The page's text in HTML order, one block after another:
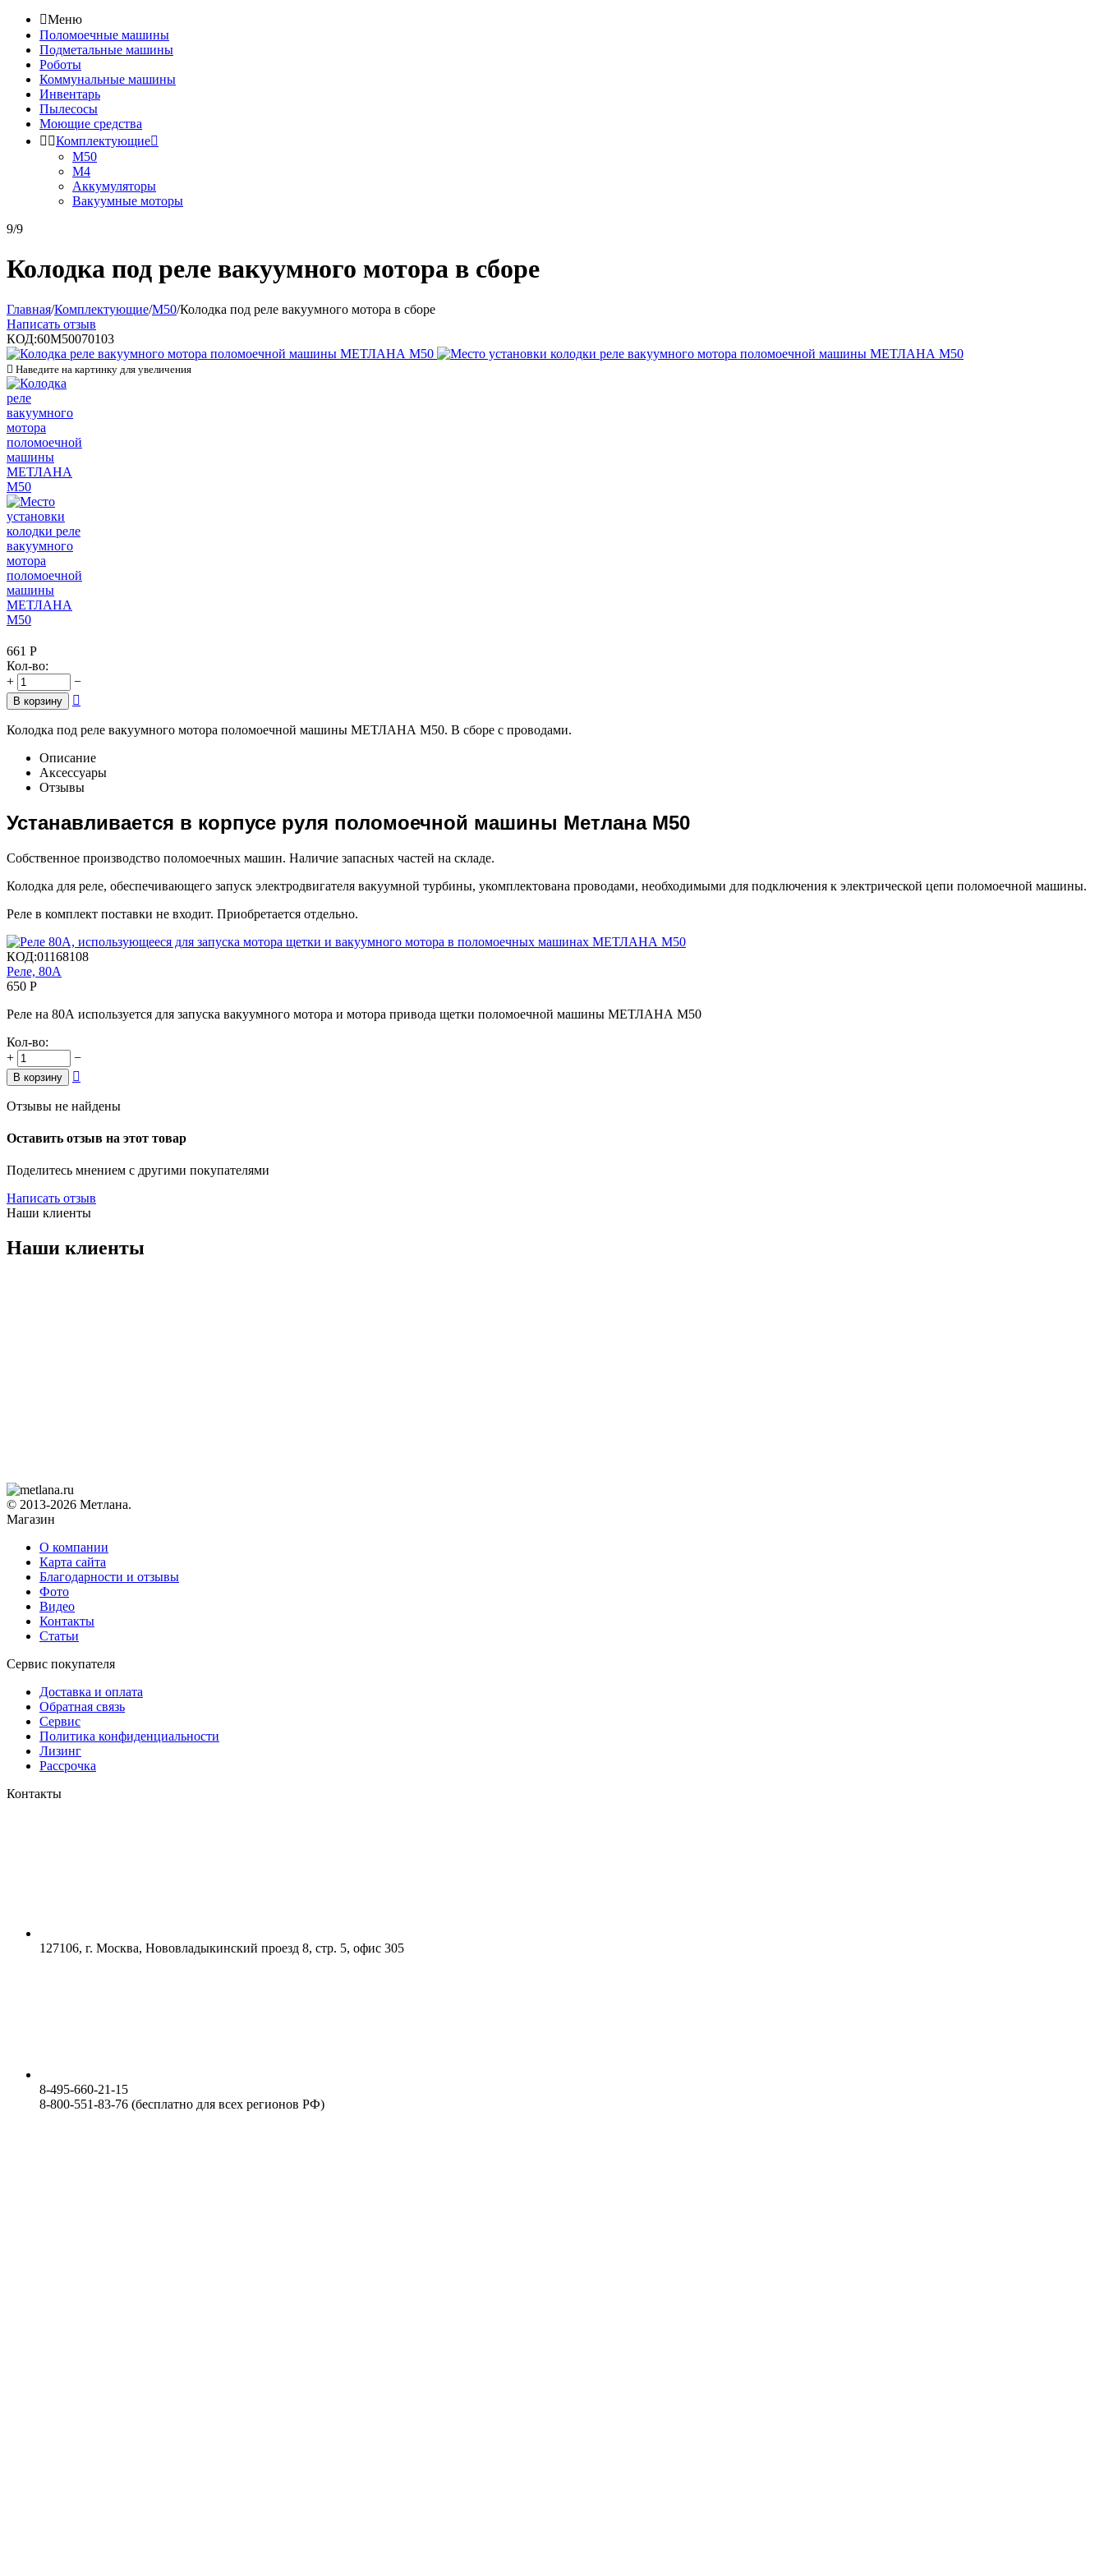
Меню
Поломоечные машины
Подметальные машины
Роботы
Коммунальные машины
Инвентарь
Пылесосы
Моющие средства
 Комплектующие
М50
М4
Аккумуляторы
Вакуумные моторы
9/9
Колодка под реле вакуумного мотора в сборе
Главная/Комплектующие/М50/Колодка под реле вакуумного мотора в сборе
Написать отзыв
КОД:60М50070103
 Наведите на картинку для увеличения
661 Р
Кол-во:
+
−
В корзину 
Колодка под реле вакуумного мотора поломоечной машины МЕТЛАНА М50. В сборе с проводами.
Описание
Аксессуары
Отзывы
Устанавливается в корпусе руля поломоечной машины Метлана М50
Собственное производство поломоечных машин. Наличие запасных частей на складе.
Колодка для реле, обеспечивающего запуск электродвигателя вакуумной турбины, укомплектована проводами, необходимыми для подключения к электрической цепи поломоечной машины.
Реле в комплект поставки не входит. Приобретается отдельно.
КОД:01168108
Реле, 80А
650 Р
Реле на 80А используется для запуска вакуумного мотора и мотора привода щетки поломоечной машины МЕТЛАНА М50
Кол-во:
+
−
В корзину 
Отзывы не найдены
Оставить отзыв на этот товар
Поделитесь мнением с другими покупателями
Написать отзыв
Наши клиенты
Наши клиенты
© 2013-2026 Метлана.
Магазин
О компании
Карта сайта
Благодарности и отзывы
Фото
Видео
Контакты
Статьи
Сервис покупателя
Доставка и оплата
Обратная связь
Сервис
Политика конфиденциальности
Лизинг
Рассрочка
Контакты
127106, г. Москва, Нововладыкинский проезд 8, стр. 5, офис 305
8-495-660-21-15
8-800-551-83-76 (бесплатно для всех регионов РФ)